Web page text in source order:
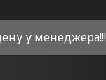
у менеджера!!!